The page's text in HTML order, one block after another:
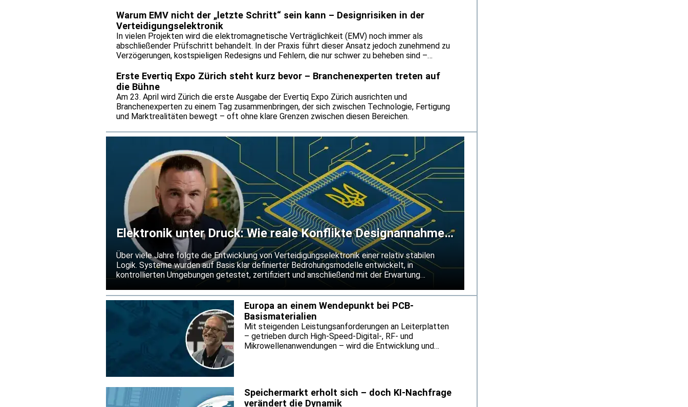
Warum EMV nicht der „letzte Schritt“ sein kann – Designrisiken in der
Verteidigungselektronik
In vielen Projekten wird die elektromagnetische Verträglichkeit (EMV) noch immer als
abschließender Prüfschritt behandelt. In der Praxis führt dieser Ansatz jedoch zunehmend zu
Verzögerungen, kostspieligen Redesigns und Fehlern, die nur schwer zu beheben sind –
Explosionsschutz bei Dacpol, gegenüber Evertiq erklärte, sollte die EMV-Analyse den
gesamten Lebenszyklus eines Projekts abdecken – von der Konzeptphase bis zur
Inbetriebnahme. Zudem zeigt er auf, an welchen Stellen Signalintegrität am häufigsten
verloren geht und warum der traditionelle EMV-Ansatz mit der wachsenden
Systemkomplexität nicht mehr Schritt hält.
Erste Evertiq Expo Zürich steht kurz bevor – Branchenexperten treten auf
die Bühne
Am 23. April wird Zürich die erste Ausgabe der Evertiq Expo Zürich ausrichten und
Branchenexperten zu einem Tag zusammenbringen, der sich zwischen Technologie, Fertigung
und Marktrealitäten bewegt – oft ohne klare Grenzen zwischen diesen Bereichen.
Elektronik unter Druck: Wie reale Konflikte Designannahmen
verändern
Über viele Jahre folgte die Entwicklung von Verteidigungselektronik einer relativ stabilen
Logik. Systeme wurden auf Basis klar definierter Bedrohungsmodelle entwickelt, in
kontrollierten Umgebungen getestet, zertifiziert und anschließend mit der Erwartung
Europa an einem Wendepunkt bei PCB-
Basismaterialien
Mit steigenden Leistungsanforderungen an Leiterplatten
– getrieben durch High-Speed-Digital-, RF- und
Mikrowellenanwendungen – wird die Entwicklung und
heute immer stärker von externen, schwer kalkulierbaren
Faktoren beeinflusst.
Speichermarkt erholt sich – doch KI-Nachfrage
verändert die Dynamik